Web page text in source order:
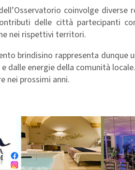
coinvolge diverse
delle città partecipanti
nei rispettivi territori.
brindisino rappresenta
dalle energie della comunità
nei prossimi anni.